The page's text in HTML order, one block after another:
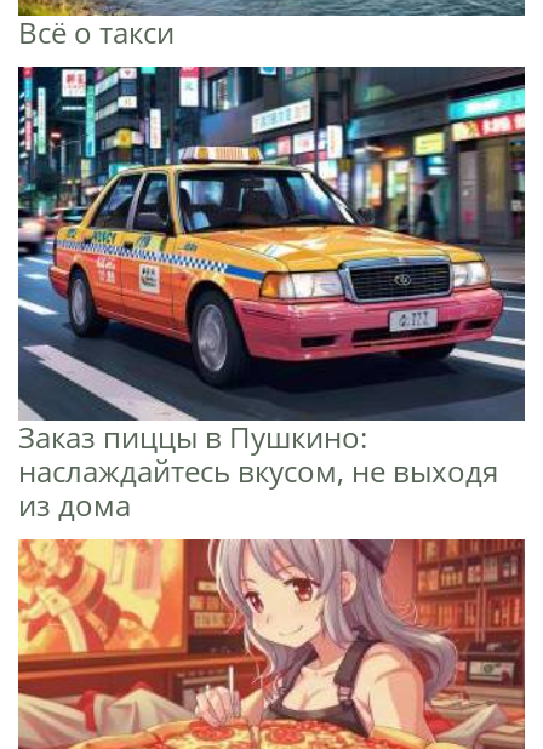
Всё о такси
Заказ пиццы в Пушкино:
наслаждайтесь вкусом, не выходя
из дома